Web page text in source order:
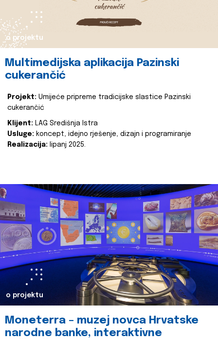
o projektu
Multimedijska aplikacija Pazinski
cukerančić
Projekt: Umijeće pripreme tradicijske slastice Pazinski
cukerančić
Klijent: LAG Središnja Istra
Usluge: koncept, idejno rješenje, dizajn i programiranje
Realizacija: lipanj 2025.
o projektu
Moneterra – muzej novca Hrvatske
narodne banke, interaktivne